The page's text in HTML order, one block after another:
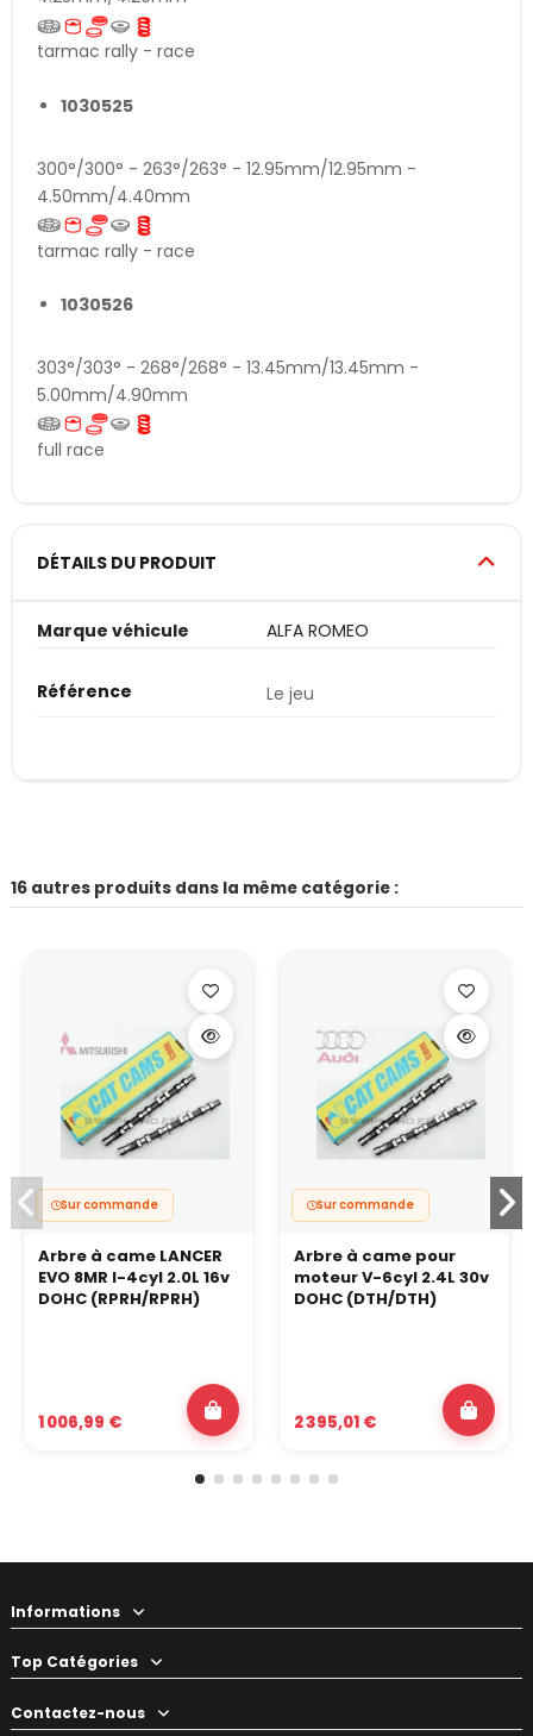
tarmac rally - race
1030525
300°/300° - 263°/263° - 12.95mm/12.95mm -
4.50mm/4.40mm
tarmac rally - race
1030526
303°/303° - 268°/268° - 13.45mm/13.45mm -
5.00mm/4.90mm
full race
DÉTAILS DU PRODUIT
Marque véhicule ALFA ROMEO
Référence Le jeu
16 autres produits dans la même catégorie :
Sur commande
Arbre à came LANCER
EVO 8MR I-4cyl 2.0L 16v
DOHC (RPRH/RPRH)
1 006,99 €
Sur commande
Arbre à came pour
moteur V-6cyl 2.4L 30v
DOHC (DTH/DTH)
2 395,01 €
Informations
Top Catégories
Contactez-nous